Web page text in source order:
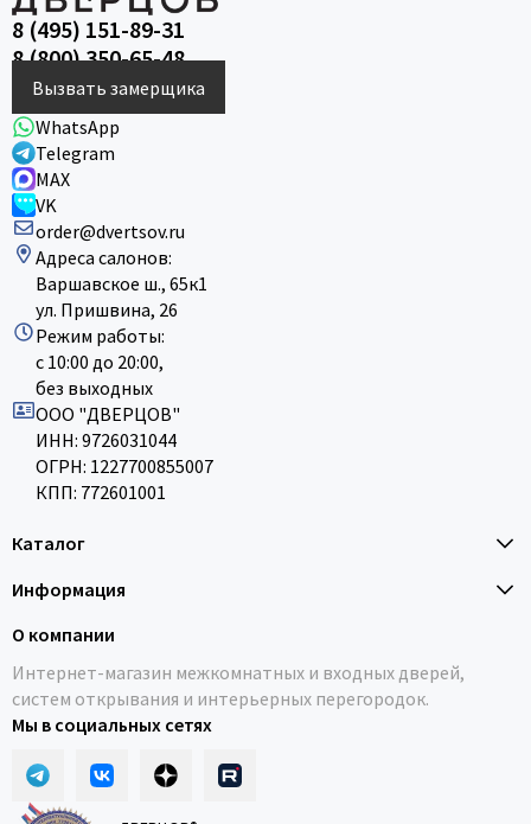
8 (495) 151-89-31
8 (800) 350-65-48
Вызвать замерщика
WhatsApp
Telegram
MAX
VK
order@dvertsov.ru
Адреса салонов:
Варшавское ш., 65к1
ул. Пришвина, 26
Режим работы:
с 10:00 до 20:00,
без выходных
ООО "ДВЕРЦОВ"
ИНН: 9726031044
ОГРН: 1227700855007
КПП: 772601001
Каталог
Информация
О компании
Интернет-магазин межкомнатных и входных дверей,
систем открывания и интерьерных перегородок.
Мы в социальных сетях